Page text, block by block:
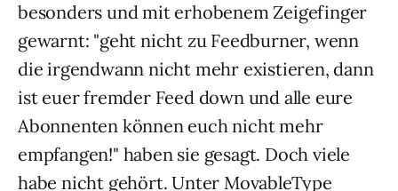
besonders und mit erhobenem Zeigefinger
gewarnt: "geht nicht zu Feedburner, wenn
die irgendwann nicht mehr existieren, dann
ist euer fremder Feed down und alle eure
Abonnenten können euch nicht mehr
empfangen!" haben sie gesagt. Doch viele
habe nicht gehört. Unter MovableType